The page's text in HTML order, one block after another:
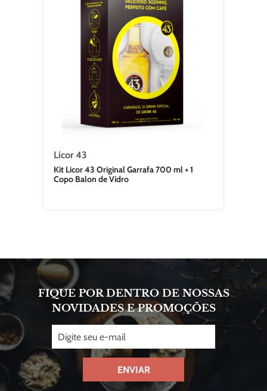
Licor 43
Kit Licor 43 Original Garrafa 700 ml + 1
Copo Balon de Vidro
FIQUE POR DENTRO DE NOSSAS
NOVIDADES E PROMOÇÕES
ENVIAR